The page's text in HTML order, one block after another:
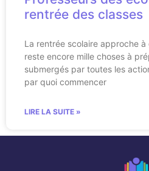
rentrée des classes
La rentrée scolaire approche
reste encore mille choses à
submergés par toutes les
par quoi commencer
LIRE LA SUITE »